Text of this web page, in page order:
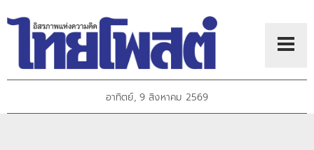
อาทิตย์, 9 สิงหาคม 2569